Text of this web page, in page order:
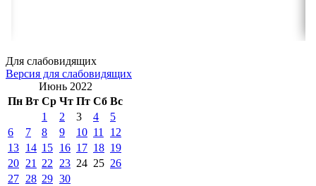
Для слабовидящих
Версия для слабовидящих
Июнь 2022
Пн Вт Ср Чт Пт Сб Вс
1
2 3 4
5
6
7 8 9 10 11
12
13 14 15 16 17 18 19
20 21 22 23 24 25 26
27 28 29 30